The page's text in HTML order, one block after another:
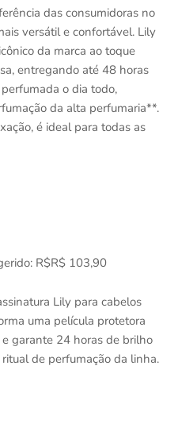
das consumidoras no
versátil e confortável. Lily
da marca ao toque
entregando até 48 horas
o dia todo,
da alta perfumaria**.
é ideal para todas as
R$R$ 103,90
Lily para cabelos
uma película protetora
garante 24 horas de brilho
de perfumação da linha.